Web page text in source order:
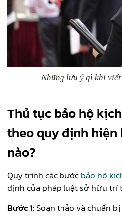
Những lưu ý gì khi
Thủ tục bảo hộ
theo quy định
nào?
Quy trình các bướcbảo hộ
định của pháp luật sở hữu trí
Bước 1:Soạn thảo và chuẩn